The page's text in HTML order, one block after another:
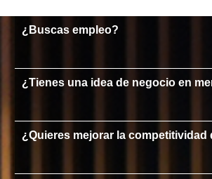
¿Buscas empleo?
¿Tienes una idea de negocio en
¿Quieres mejorar la competitividad